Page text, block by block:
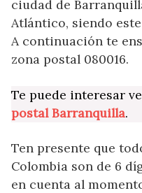
ciudad de
Atlántico, siendo
A continuación te
zona postal 080016.
Te puede interesar
postal Barranquilla.
Ten presente que
Colombia son de 6
en cuenta al